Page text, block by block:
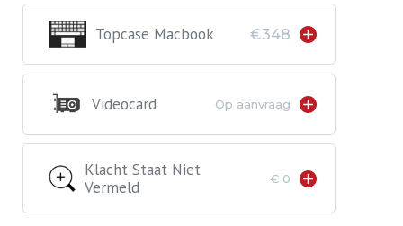
Topcase Macbook €348
Videocard Op aanvraag
Klacht Staat Niet
Vermeld
€ 0